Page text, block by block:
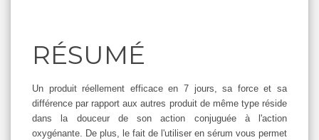
RÉSUMÉ
Un produit réellement efficace en 7 jours, sa force et sa
différence par rapport aux autres produit de même type réside
dans la douceur de son action conjuguée à l'action
oxygénante. De plus, le fait de l'utiliser en sérum vous permet